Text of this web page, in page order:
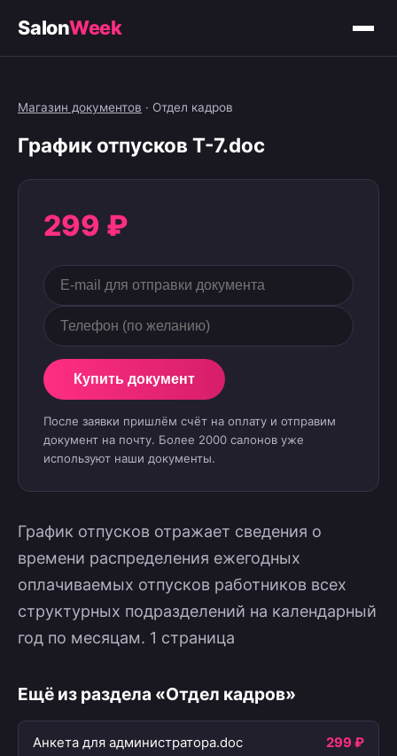
SalonWeek
Магазин документов · Отдел кадров
График отпусков Т-7.doc
299 ₽
Купить документ
После заявки пришлём счёт на оплату и отправим
документ на почту. Более 2000 салонов уже
используют наши документы.
График отпусков отражает сведения о
времени распределения ежегодных
оплачиваемых отпусков работников всех
структурных подразделений на календарный
год по месяцам. 1 страница
Ещё из раздела «Отдел кадров»
Анкета для администратора.doc 299 ₽